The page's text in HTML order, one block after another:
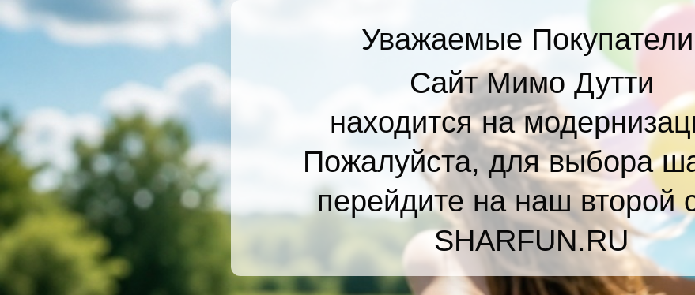
Уважаемые
Сайт Мимо Дутти
находится на
Пожалуйста, для выбора
перейдите на наш второй
SHARFUN.RU